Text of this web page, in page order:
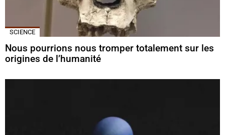
SCIENCE
Nous pourrions nous tromper totalement sur les
origines de l’humanité